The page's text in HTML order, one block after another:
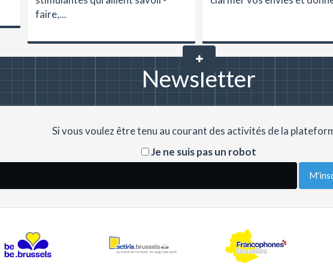
faire,...
Newsletter
Si vous voulez être tenu au courant des activités de la
Je ne suis pas un robot